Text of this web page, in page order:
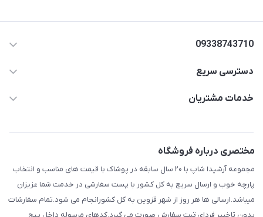
09338743710
دسترسی سریع
حساب کاربری
لیست محصولات
درباره ما
تماس با ما
خدمات مشتریان
مختصری درباره فروشگاه
مجموعه آرشیدا شاپ با ۲۰ سال سابقه در پوشاک با قیمت های مناسب و انتخاب
پارچه خوب و ارسال سریع به کل کشور با پست سفارشی در خدمت شما عزیزان
میباشد.ارسالی ها هر روز از شهر قزوین به کل کشورانجام می شود.تمام سفارشات
بدون تاخییر فردای ثبت سفارش صورت می گیرد.کدهای مرسوله داخل پیج